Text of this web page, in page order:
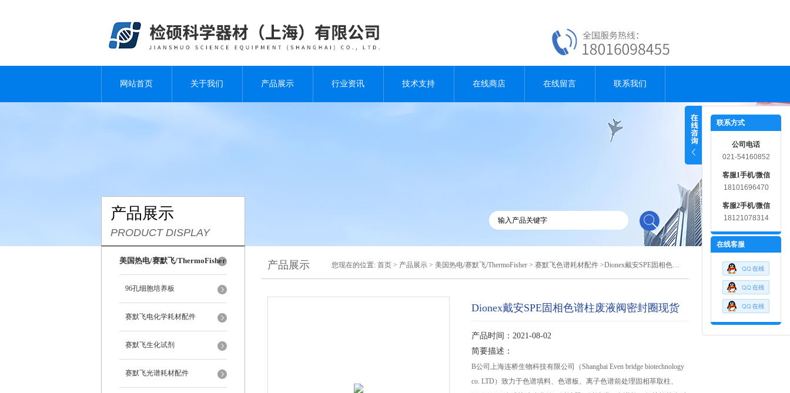
网站首页 关于我们 产品展示 行业资讯 技术支持 在线商店 在线留言 联系我们
产品展示
PRODUCT DISPLAY
美国热电/赛默飞/ThermoFisher
96孔细胞培养板
赛默飞电化学耗材配件
赛默飞生化试剂
赛默飞光谱耗材配件
产品展示 您现在的位置: 首页 > 产品展示 > 美国热电/赛默飞/ThermoFisher > 赛默飞色谱耗材配件 >Dionex戴安SPE固相色谱柱废液阀密封圈现货
Dionex戴安SPE固相色谱柱废液阀密封圈现货
产品时间：2021-08-02
简要描述：
B公司上海连桥生物科技有限公司（Shanghai Even bridge biotechnology
co. LTD）致力于色谱填料、色谱板、离子色谱前处理固相萃取柱、
联系方式
公司电话
021-54160852
客服1手机/微信
18101696470
客服2手机/微信
18121078314
在线客服